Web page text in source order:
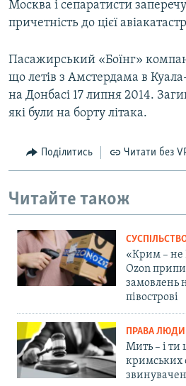
Москва і сепаратисти
причетність до цієї
Пасажирський «Боїнг»
що летів з Амстердама в
на Донбасі 17 липня 2014.
які були на борту літака.
Поділитись Читати без
Читайте також
«Крим – не
Ozon
замовлень
півострові
ПРАВА
Мить – і ти
кримських